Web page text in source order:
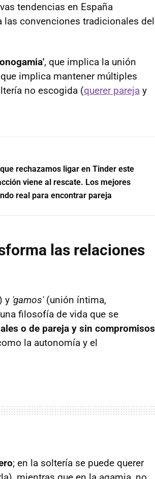
tendencias en España
las convenciones tradicionales del
, que implica la unión
implica mantener múltiples
no escogida (querer pareja y
rechazamos ligar en Tinder este
viene al rescate. Los mejores
real para encontrar pareja
las relaciones
y 'gamos' (unión íntima,
filosofía de vida que se
o de pareja y sin compromisos
la autonomía y el
; en la soltería se puede querer